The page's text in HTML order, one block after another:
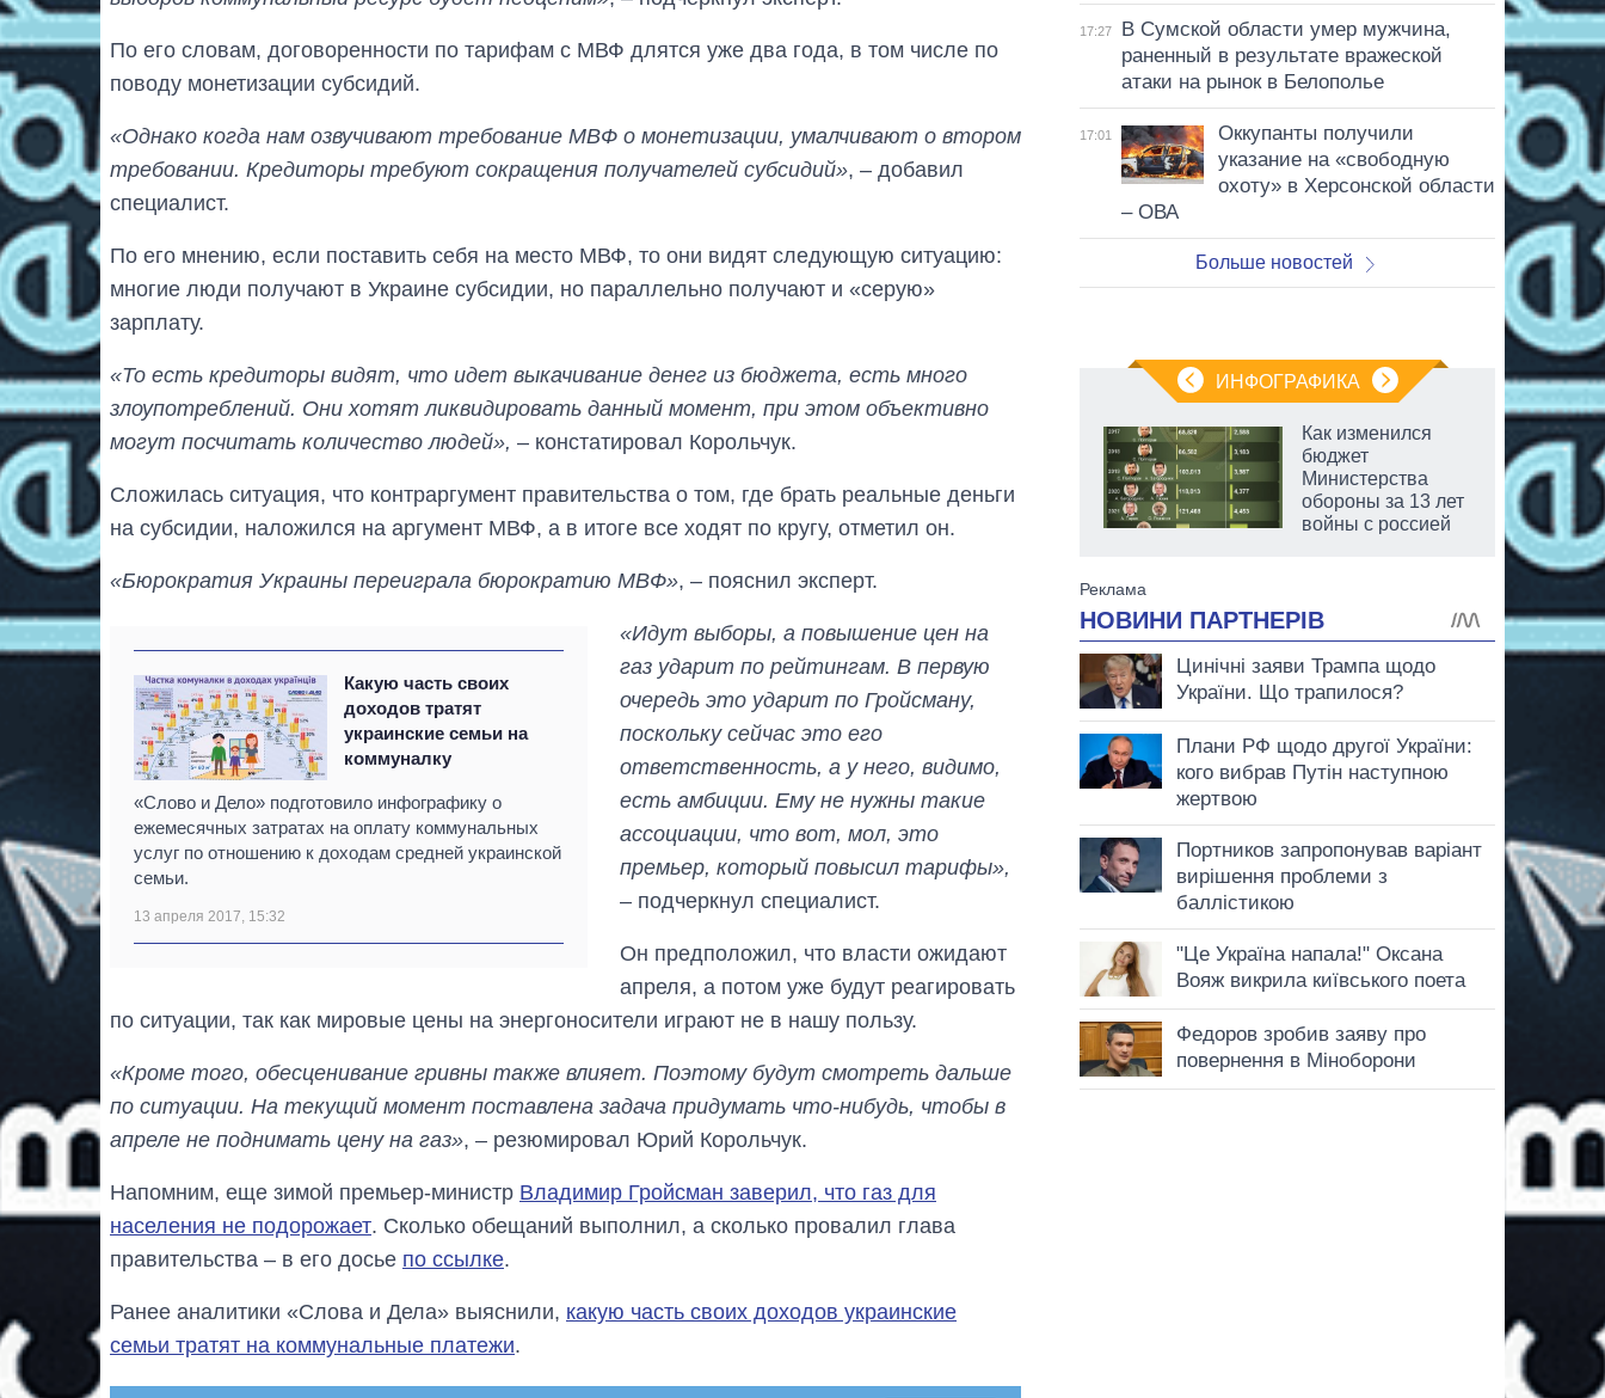
По его словам, договоренности по тарифам с МВФ длятся уже два года, в том числе по
поводу монетизации субсидий.
«Однако когда нам озвучивают требование МВФ о монетизации, умалчивают о втором
требовании. Кредиторы требуют сокращения получателей субсидий», – добавил
специалист.
По его мнению, если поставить себя на место МВФ, то они видят следующую ситуацию:
многие люди получают в Украине субсидии, но параллельно получают и «серую»
зарплату.
«То есть кредиторы видят, что идет выкачивание денег из бюджета, есть много
злоупотреблений. Они хотят ликвидировать данный момент, при этом объективно
могут посчитать количество людей», – констатировал Корольчук.
Сложилась ситуация, что контраргумент правительства о том, где брать реальные деньги
на субсидии, наложился на аргумент МВФ, а в итоге все ходят по кругу, отметил он.
«Бюрократия Украины переиграла бюрократию МВФ», – пояснил эксперт.
Какую часть своих
доходов тратят
украинские семьи на
коммуналку
«Слово и Дело» подготовило инфографику о
ежемесячных затратах на оплату коммунальных
услуг по отношению к доходам средней украинской
семьи.
13 апреля 2017, 15:32
«Идут выборы, а повышение цен на
газ ударит по рейтингам. В первую
очередь это ударит по Гройсману,
поскольку сейчас это его
ответственность, а у него, видимо,
есть амбиции. Ему не нужны такие
ассоциации, что вот, мол, это
премьер, который повысил тарифы»,
– подчеркнул специалист.
Он предположил, что власти ожидают
апреля, а потом уже будут реагировать
по ситуации, так как мировые цены на энергоносители играют не в нашу пользу.
«Кроме того, обесценивание гривны также влияет. Поэтому будут смотреть дальше
по ситуации. На текущий момент поставлена задача придумать что-нибудь, чтобы в
апреле не поднимать цену на газ», – резюмировал Юрий Корольчук.
Напомним, еще зимой премьер-министр Владимир Гройсман заверил, что газ для
населения не подорожает. Сколько обещаний выполнил, а сколько провалил глава
правительства – в его досье по ссылке.
Ранее аналитики «Слова и Дела» выяснили, какую часть своих доходов украинские
семьи тратят на коммунальные платежи.
17:27
В Сумской области умер мужчина,
раненный в результате вражеской
атаки на рынок в Белополье
17:01
Оккупанты получили
указание на «свободную
охоту» в Херсонской области
– ОВА
Больше новостей
ИНФОГРАФИКА
поступающих в
бакалавриат,
Как изменился
бюджет
Министерства
обороны за 13 лет
войны с россией